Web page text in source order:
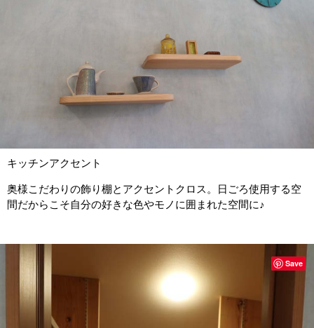
キッチンアクセント
奥様こだわりの飾り棚とアクセントクロス。日ごろ使用する空
間だからこそ自分の好きな色やモノに囲まれた空間に♪
Save